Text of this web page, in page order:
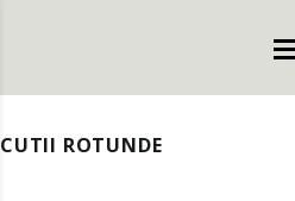
CUTII ROTUNDE